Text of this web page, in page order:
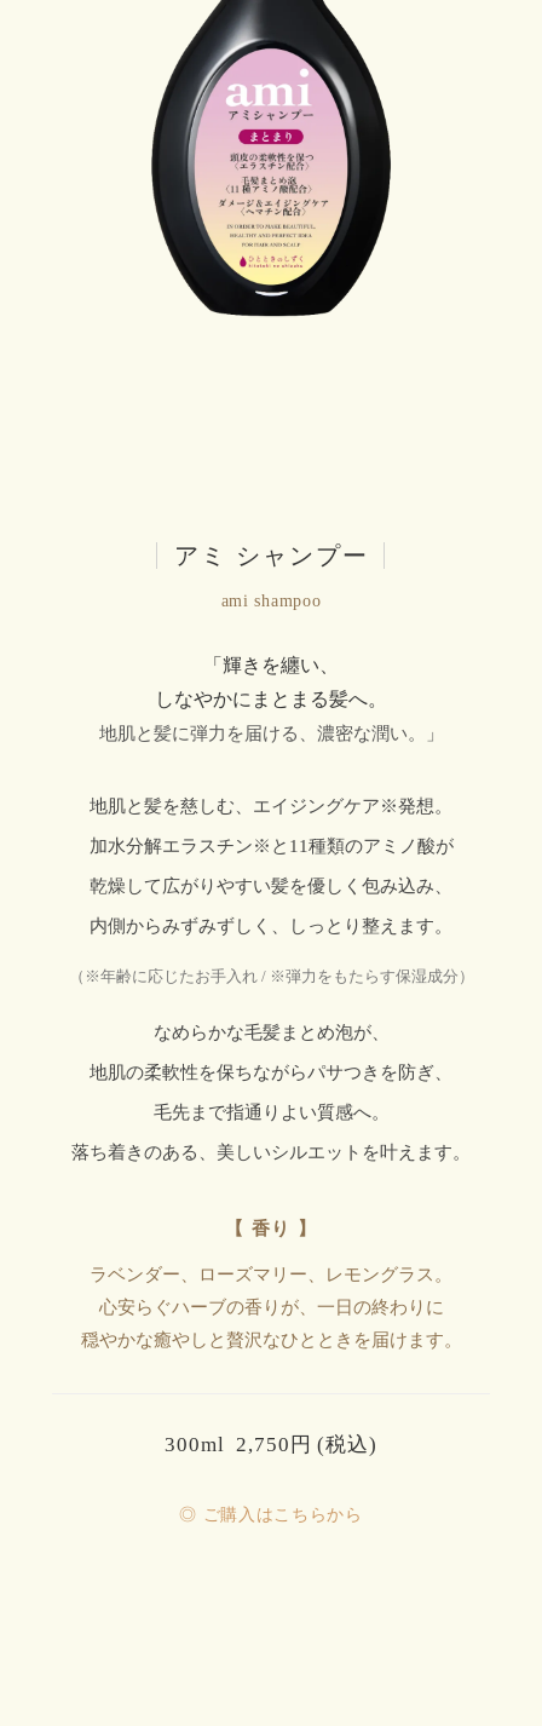
アミ シャンプー
ami shampoo
「輝きを纏い、
しなやかにまとまる髪へ。
地肌と髪に弾力を届ける、濃密な潤い。」
地肌と髪を慈しむ、エイジングケア※発想。
加水分解エラスチン※と11種類のアミノ酸が
乾燥して広がりやすい髪を優しく包み込み、
内側からみずみずしく、しっとり整えます。
（※年齢に応じたお手入れ / ※弾力をもたらす保湿成分）
なめらかな毛髪まとめ泡が、
地肌の柔軟性を保ちながらパサつきを防ぎ、
毛先まで指通りよい質感へ。
落ち着きのある、美しいシルエットを叶えます。
【 香り 】
ラベンダー、ローズマリー、レモングラス。
心安らぐハーブの香りが、一日の終わりに
穏やかな癒やしと贅沢なひとときを届けます。
300ml 2,750円 (税込)
◎ ご購入はこちらから